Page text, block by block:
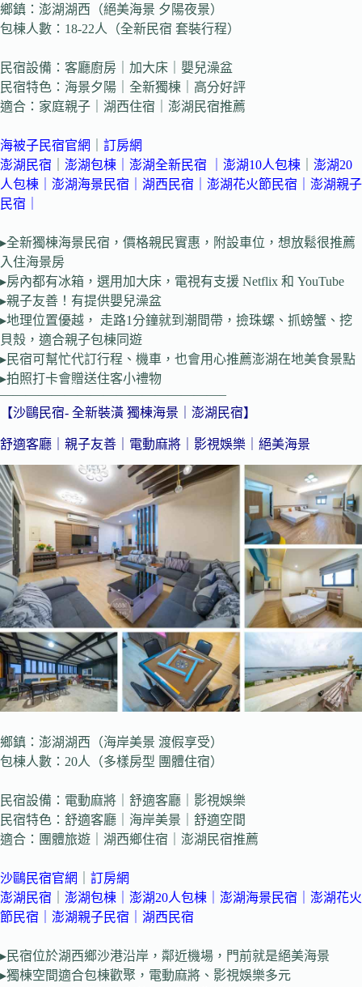
鄉鎮：澎湖湖西（絕美海景 夕陽夜景）
包棟人數：18-22人（全新民宿 套裝行程）
民宿設備：客廳廚房｜加大床｜嬰兒澡盆
民宿特色：海景夕陽｜全新獨棟｜高分好評
適合：家庭親子｜湖西住宿｜澎湖民宿推薦
海被子民宿官網
訂房網
澎湖民宿
澎湖包棟 澎湖全新民宿 ｜ 澎湖10人包棟
澎湖20
人包棟
澎湖海景民宿 湖西民宿 澎湖花火節民宿
澎湖親子
民宿
▸全新獨棟海景民宿，價格親民實惠，附設車位，想放鬆很推薦
入住海景房
▸房內都有冰箱，選用加大床，電視有支援 Netflix 和 YouTube
▸親子友善！有提供嬰兒澡盆
▸地理位置優越， 走路1分鐘就到潮間帶，撿珠螺、抓螃蟹、挖
貝殼，適合親子包棟同遊
▸民宿可幫忙代訂行程、機車，也會用心推薦澎湖在地美食景點
▸拍照打卡會贈送住客小禮物
—————————————————–
【沙鷗民宿- 全新裝潢 獨棟海景｜澎湖民宿】
舒適客廳｜親子友善｜電動麻將｜影視娛樂｜絕美海景
鄉鎮：澎湖湖西（海岸美景 渡假享受）
包棟人數：20人（多樣房型 團體住宿）
民宿設備：電動麻將｜舒適客廳｜影視娛樂
民宿特色：舒適客廳｜海岸美景｜舒適空間
適合：團體旅遊｜湖西鄉住宿｜澎湖民宿推薦
沙鷗民宿官網
訂房網
澎湖民宿
澎湖包棟 澎湖20人包棟 澎湖海景民宿
澎湖花火
節民宿
澎湖親子民宿 湖西民宿
▸民宿位於湖西鄉沙港沿岸，鄰近機場，門前就是絕美海景
▸獨棟空間適合包棟歡聚，電動麻將、影視娛樂多元